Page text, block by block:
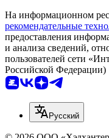
На информационном
рекомендательные
предоставления
и анализа сведений,
пользователей сети
Российской Федерации)
Русский